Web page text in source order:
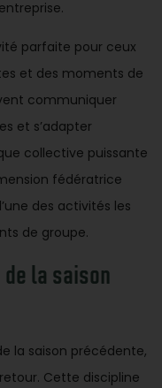
parfaite pour ceux
et des moments de
communiquer
et s’adapter
collective puissante
fédératrice
des activités les
de groupe.
de la saison
la saison précédente,
Cette discipline